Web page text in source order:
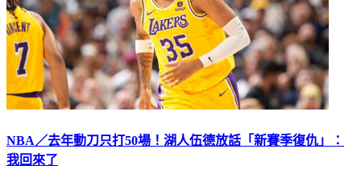
NBA／去年動刀只打50場！湖人伍德放話「新賽季復仇」：
我回來了